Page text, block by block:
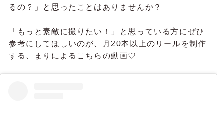
るの？」と思ったことはありませんか？
「もっと素敵に撮りたい！」と思っている方にぜひ
参考にしてほしいのが、月20本以上のリールを制作
する、まりによるこちらの動画♡